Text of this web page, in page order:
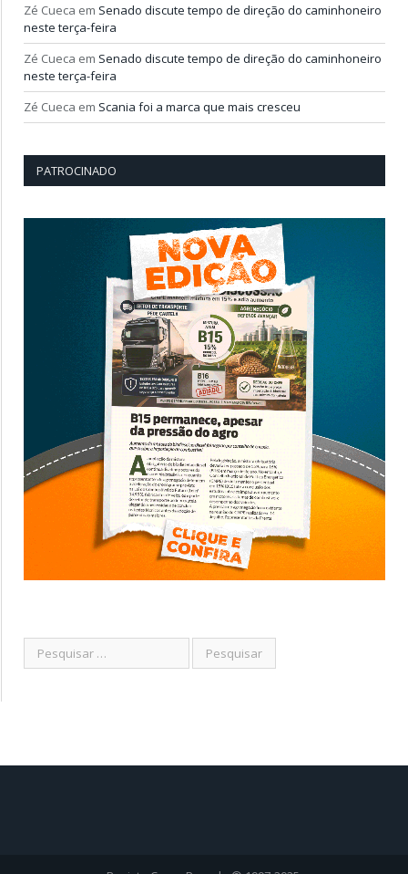
Zé Cueca em Senado discute tempo de direção do caminhoneiro
neste terça-feira
Zé Cueca em Senado discute tempo de direção do caminhoneiro
neste terça-feira
Zé Cueca em Scania foi a marca que mais cresceu
PATROCINADO